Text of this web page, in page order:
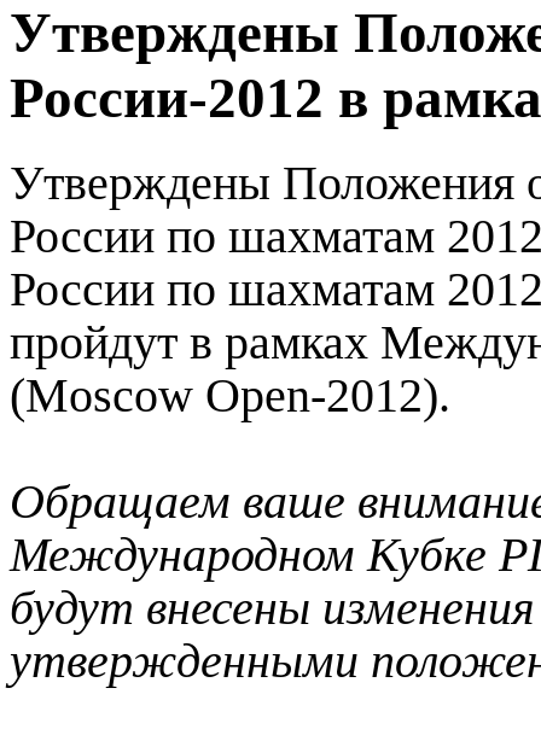
Утверждены
России-2012 в
Утверждены Положения
России по шахматам
России по шахматам
пройдут в рамках
(Moscow Open-2012).
Обращаем ваше
Международном Кубке
будут внесены
утвержденными